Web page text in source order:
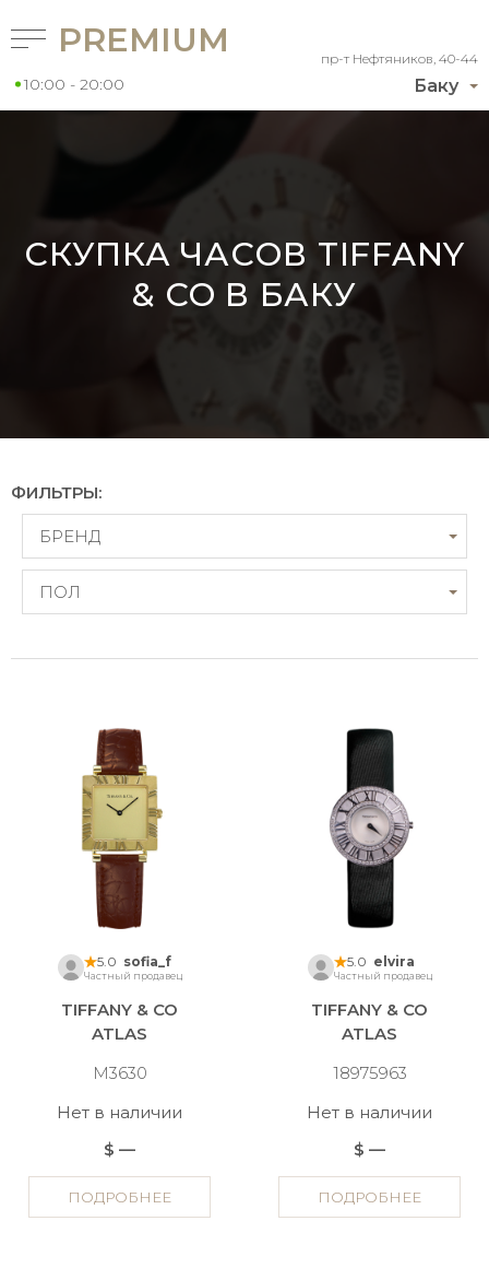
Баку
пр-т Нефтяников, 40-44
PREMIUM
10:00 - 20:00
СКУПКА ЧАСОВ TIFFANY
& CO В БАКУ
ФИЛЬТРЫ:
БРЕНД
ПОЛ
5.0 sofia_f
Частный продавец
TIFFANY & CO
ATLAS
M3630
Нет в наличии
$ —
ПОДРОБНЕЕ
5.0 elvira
Частный продавец
TIFFANY & CO
ATLAS
18975963
Нет в наличии
$ —
ПОДРОБНЕЕ